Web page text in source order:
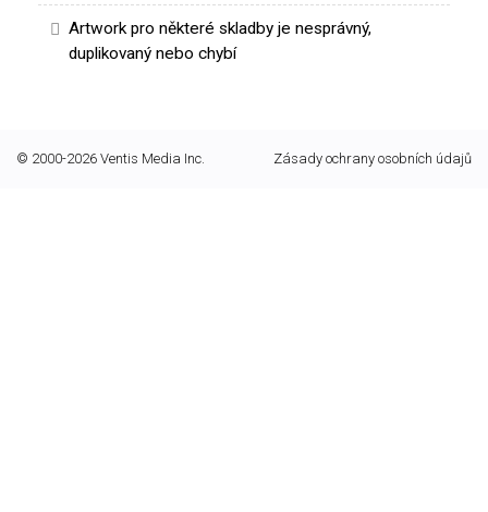
Artwork pro některé skladby je nesprávný,
duplikovaný nebo chybí
© 2000-2026 Ventis Media Inc. Zásady ochrany osobních údajů